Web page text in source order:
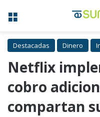
Menú
Destacadas Dinero
Netflix
cobro
compartan